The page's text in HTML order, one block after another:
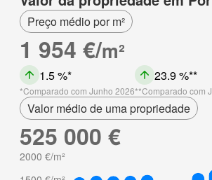
Preço médio por m²
1 954 €/m²
1.5 %
Comparado com Junho 2026
23.9 %
Comparado com
Valor médio de uma propriedade
525 000 €